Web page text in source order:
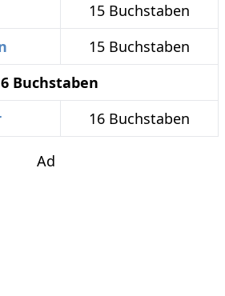
15 Buchstaben
15 Buchstaben
Buchstaben
16 Buchstaben
Ad